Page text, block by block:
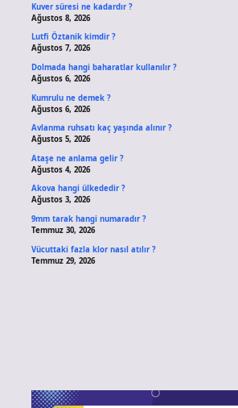
Kuver süresi ne kadardır ?
Ağustos 8, 2026
Lutfi Öztanik kimdir ?
Ağustos 7, 2026
Dolmada hangi baharatlar kullanılır ?
Ağustos 6, 2026
Kumrulu ne demek ?
Ağustos 6, 2026
Avlanma ruhsatı kaç yaşında alınır ?
Ağustos 5, 2026
Ataşe ne anlama gelir ?
Ağustos 4, 2026
Akova hangi ülkededir ?
Ağustos 3, 2026
9mm tarak hangi numaradır ?
Temmuz 30, 2026
Vücuttaki fazla klor nasıl atılır ?
Temmuz 29, 2026